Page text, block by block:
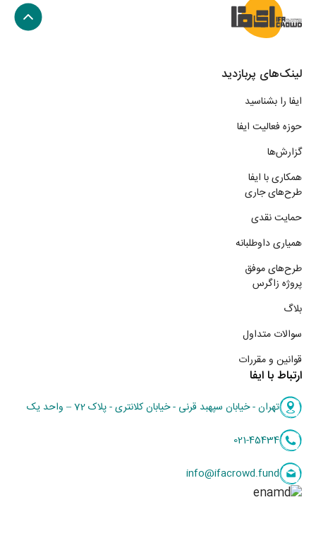
لینک‌های پربازدید
ایفا را بشناسید
حوزه فعالیت ایفا
گزارش‌ها
همکاری با ایفا
طرح‌های جاری
حمایت نقدی
همیاری داوطلبانه
طرح‌های موفق
پروژه زاگرس
بلاگ
سوالات متداول
قوانین و مقررات
ارتباط با ایفا
تهران - خیابان سپهبد قرنی - خیابان کلانتری - پلاک 72 – واحد یک
021-45434
info@ifacrowd.fund